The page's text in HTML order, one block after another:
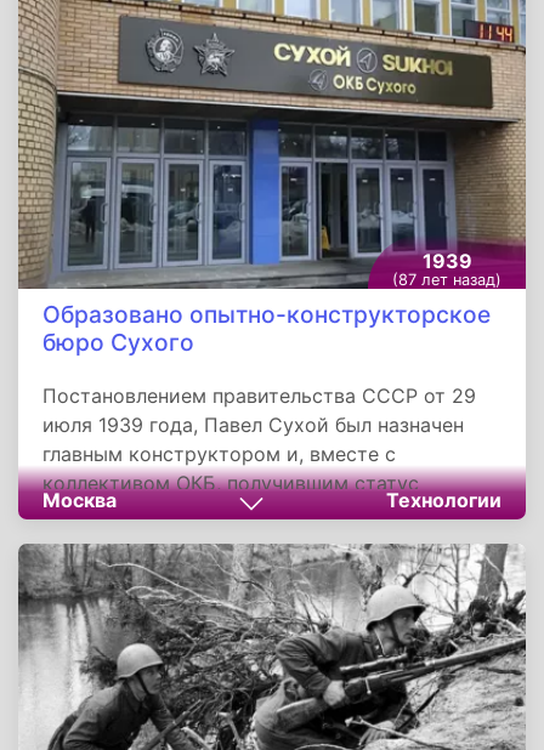
как: Александрию, Амстердам, Брюссель,
Будапешт и Кливленд. Для главного старта
четырехлетия был построен новый стадион.
1939
(87 лет назад)
Образовано опытно-конструкторское
бюро Сухого
Постановлением правительства СССР от 29
июля 1939 года, Павел Сухой был назначен
главным конструктором и, вместе с
коллективом ОКБ, получившим статус
самостоятельного, был переведен на
серийный авиационный завод №135 в город
Харьков. Эту дату принято считать днем
образования ОКБ Сухого.
Москва Технологии